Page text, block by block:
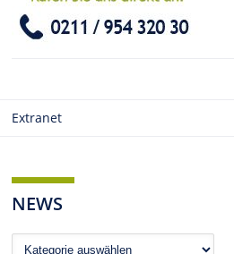
Extranet
NEWS
News